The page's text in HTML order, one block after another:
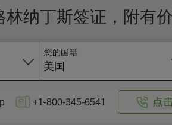
纳丁斯签证，附有
您的国籍
美国
+1-800-345-6541 点